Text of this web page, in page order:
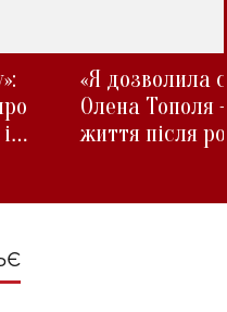
«Я дозволила
Олена Тополя
життя після